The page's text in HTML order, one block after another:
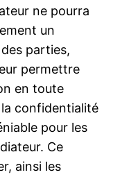
ne pourra
un
parties,
permettre
en toute
confidentialité
pour les
Ce
ainsi les